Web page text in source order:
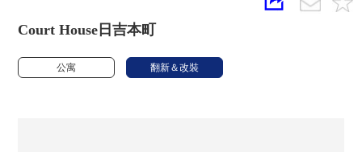
Court House日吉本町
公寓 翻新＆改裝